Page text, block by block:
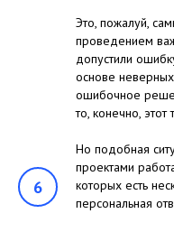
6
Это, пожалуй,
проведением
допустили
основе
ошибочное
то, конечно,
Но подобная
проектами
которых есть
персональная